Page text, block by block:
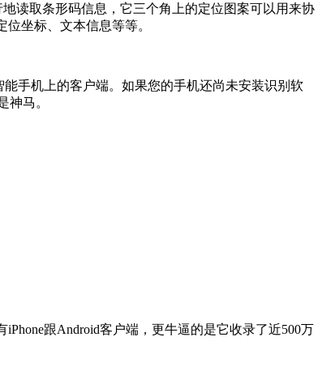
读取条形码信息，它三个角上的定位图案可以用来协
坐标、文本信息等等。
手机上的客户端。如果您的手机还尚未安装识别软
神马。
iPhone跟Android客户端，更牛逼的是它收录了近500万